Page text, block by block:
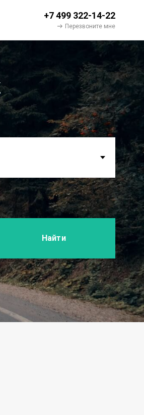
+7 499 322-14-22
Перезвоните мне
Найти